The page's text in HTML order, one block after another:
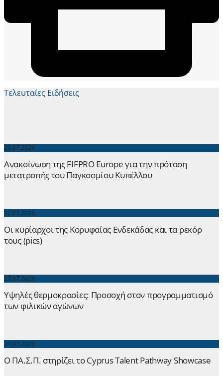
Τελευταίες Ειδήσεις
29.07.2026
Ανακοίνωση της FIFPRO Europe για την πρόταση
μετατροπής του Παγκοσμίου Κυπέλλου
27.07.2026
Οι κυρίαρχοι της Κορυφαίας Ενδεκάδας και τα ρεκόρ
τους (pics)
27.07.2026
Yψηλές θερμοκρασίες: Προσοχή στον προγραμματισμό
των φιλικών αγώνων
24.07.2026
Ο ΠΑ.Σ.Π. στηρίζει το Cyprus Talent Pathway Showcase